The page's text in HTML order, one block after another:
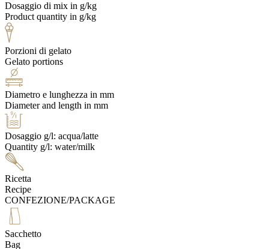
Dosaggio di mix in g/kg
Product quantity in g/kg
Porzioni di gelato
Gelato portions
Diametro e lunghezza in mm
Diameter and length in mm
Dosaggio g/l: acqua/latte
Quantity g/l: water/milk
Ricetta
Recipe
CONFEZIONE/PACKAGE
Sacchetto
Bag